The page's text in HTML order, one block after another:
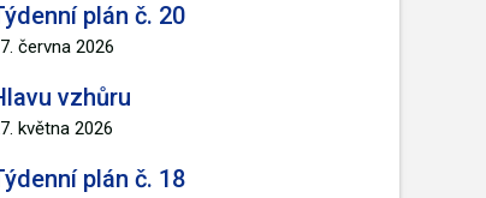
plán č. 20
června 2026
vzhůru
května 2026
plán č. 18